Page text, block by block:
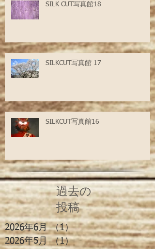
SILK CUT写真館18
SILKCUT写真館 17
SILKCUT写真館16
過去の
投稿
2026年6月 （1）1件の記事
2026年5月 （1）1件の記事